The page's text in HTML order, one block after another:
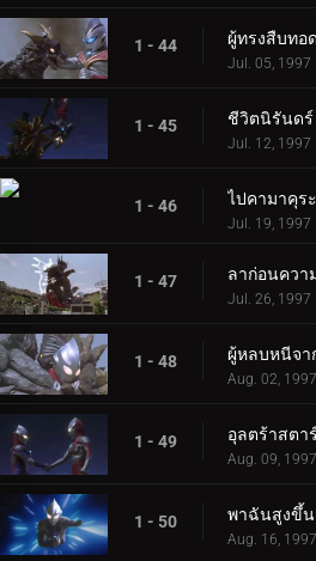
1 - 44 ผู้ทรงสืบทอ
Jul. 05, 1997
1 - 45 ชีวิตนิรันดร์
Jul. 12, 1997
1 - 46 ไปคามาคุร
Jul. 19, 1997
1 - 47 ลาก่อนควา
Jul. 26, 1997
1 - 48 ผู้หลบหนีจา
Aug. 02, 1997
1 - 49 อุลตร้าสตาร์
Aug. 09, 1997
1 - 50 พาฉันสูงขึ้น
Aug. 16, 1997